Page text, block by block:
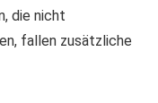
die nicht
fallen zusätzliche